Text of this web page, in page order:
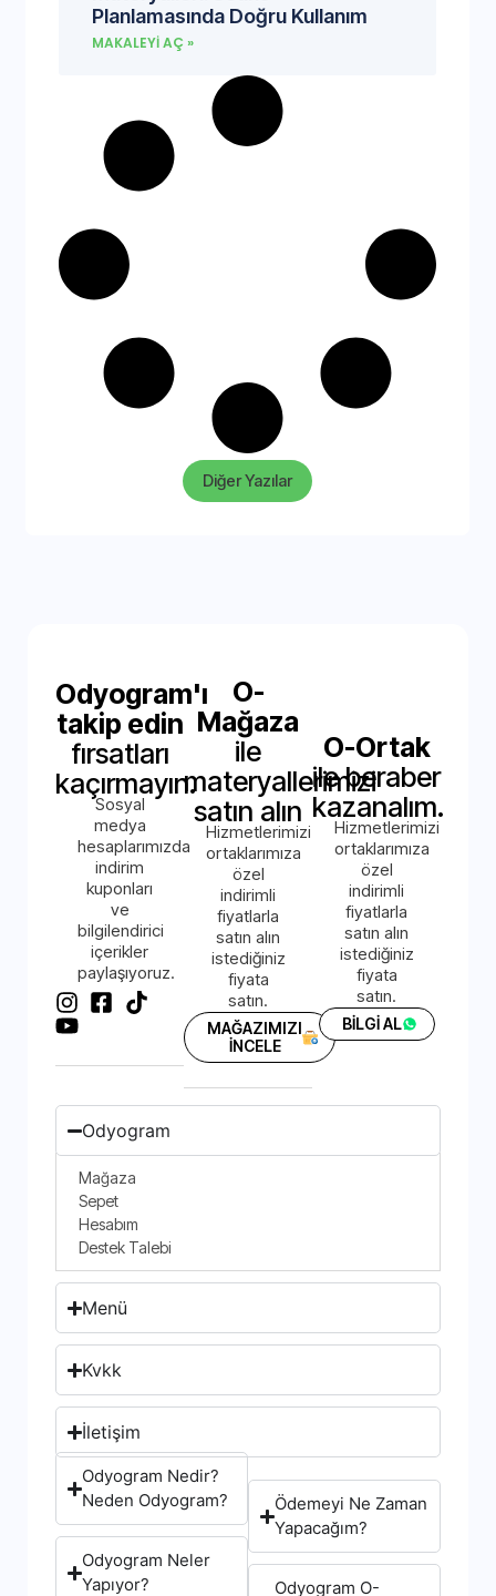
Planlamasında Doğru Kullanım
MAKALEYI AÇ »
Diğer Yazılar
Odyogram'ı
takip edin
fırsatları
kaçırmayın.
Sosyal
medya
hesaplarımızda
indirim
kuponları
ve
bilgilendirici
içerikler
paylaşıyoruz.
O-
Mağaza
ile
materyallerimizi
satın alın
Hizmetlerimizi
ortaklarımıza
özel
indirimli
fiyatlarla
satın alın
istediğiniz
fiyata
satın.
MAĞAZIMIZI
İNCELE
O-Ortak
ile beraber
kazanalım.
Hizmetlerimizi
ortaklarımıza
özel
indirimli
fiyatlarla
satın alın
istediğiniz
fiyata
satın.
BİLGİ AL
Odyogram
Mağaza
Sepet
Hesabım
Destek Talebi
Menü
Kvkk
İletişim
Odyogram Nedir?
Neden Odyogram?
Odyogram Neler
Yapıyor?
Ödemeyi Ne Zaman
Yapacağım?
Odyogram O-